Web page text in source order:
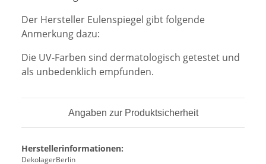
Der Hersteller Eulenspiegel gibt folgende
Anmerkung dazu:
Die UV-Farben sind dermatologisch getestet und
als unbedenklich empfunden.
Angaben zur Produktsicherheit
Herstellerinformationen:
DekolagerBerlin